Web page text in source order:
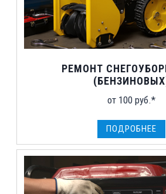
РЕМОНТ
от 100 руб.*
ПОДРОБНЕЕ